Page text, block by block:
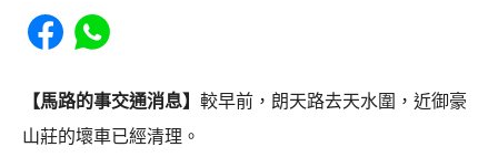
Share to Facebook
Share to WhatsApp
【馬路的事交通消息】 較早前，朗天路去天水圍，近御豪
山莊的壞車已經清理。